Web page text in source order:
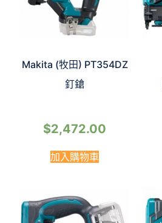
Makita (牧田) PT354DZ
釘鎗
$2,472.00
加入購物車